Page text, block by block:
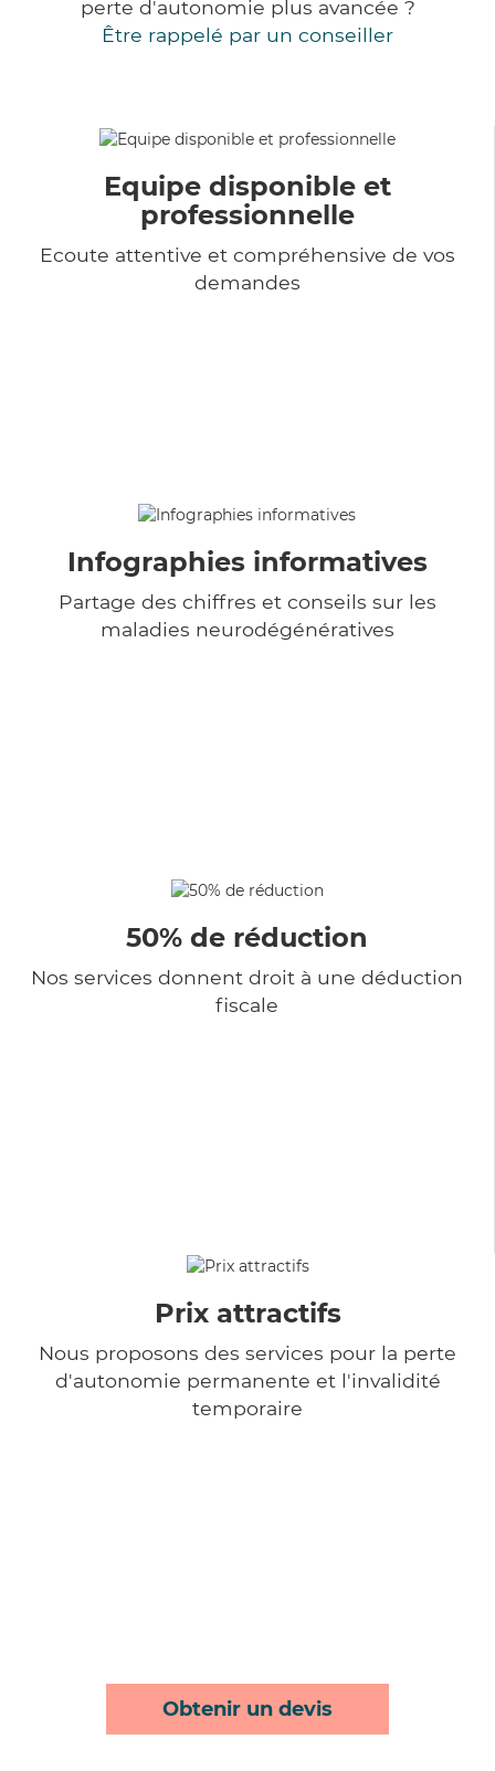
perte d'autonomie plus avancée ?
Être rappelé par un conseiller
Equipe disponible et
professionnelle
Ecoute attentive et compréhensive de vos
demandes
Infographies informatives
Partage des chiffres et conseils sur les
maladies neurodégénératives
50% de réduction
Nos services donnent droit à une déduction
fiscale
Prix attractifs
Nous proposons des services pour la perte
d'autonomie permanente et l'invalidité
temporaire
Obtenir un devis